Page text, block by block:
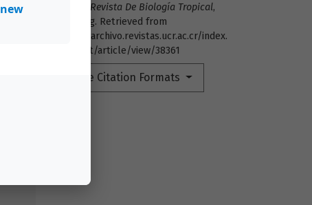
Revista De Biología Tropical,
(4), Blog. Retrieved from
https://archivo.revistas.ucr.ac.cr/index.
php/rbt/article/view/38361
More Citation Formats
new